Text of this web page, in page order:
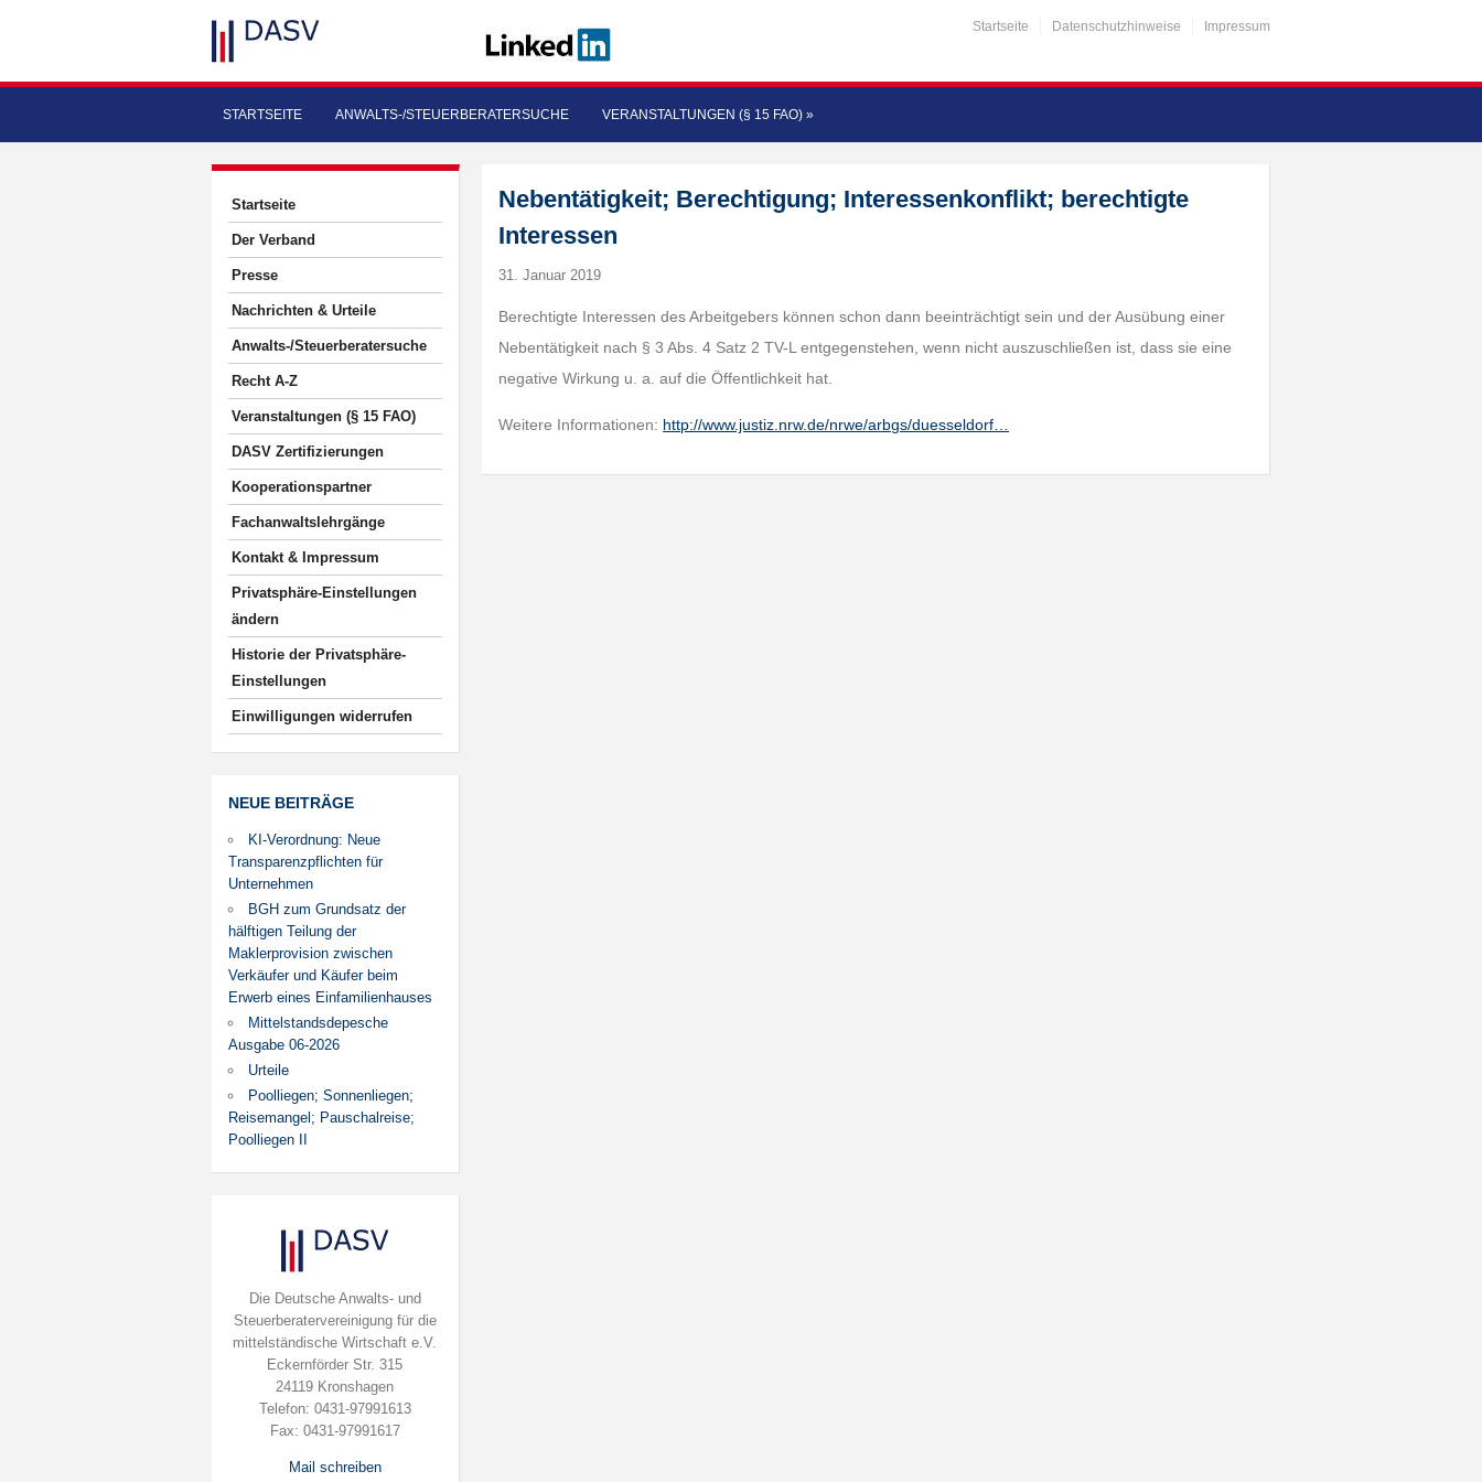
Startseite Datenschutzhinweise Impressum
STARTSEITE ANWALTS-/STEUERBERATERSUCHE VERANSTALTUNGEN (§ 15 FAO) »
Startseite
Der Verband
Presse
Nachrichten & Urteile
Anwalts-/Steuerberatersuche
Recht A-Z
Veranstaltungen (§ 15 FAO)
DASV Zertifizierungen
Kooperationspartner
Fachanwaltslehrgänge
Kontakt & Impressum
Privatsphäre-Einstellungen
ändern
Historie der Privatsphäre-
Einstellungen
Einwilligungen widerrufen
NEUE BEITRÄGE
KI-Verordnung: Neue
Transparenzpflichten für
Unternehmen
BGH zum Grundsatz der
hälftigen Teilung der
Maklerprovision zwischen
Verkäufer und Käufer beim
Erwerb eines Einfamilienhauses
Mittelstandsdepesche
Ausgabe 06-2026
Urteile
Poolliegen; Sonnenliegen;
Reisemangel; Pauschalreise;
Poolliegen II
Die Deutsche Anwalts- und
Steuerberatervereinigung für die
mittelständische Wirtschaft e.V.
Eckernförder Str. 315
24119 Kronshagen
Telefon: 0431-97991613
Fax: 0431-97991617
Mail schreiben
Nebentätigkeit; Berechtigung; Interessenkonflikt; berechtigte
Interessen
31. Januar 2019
Berechtigte Interessen des Arbeitgebers können schon dann beeinträchtigt sein und der Ausübung einer
Nebentätigkeit nach § 3 Abs. 4 Satz 2 TV-L entgegenstehen, wenn nicht auszuschließen ist, dass sie eine
negative Wirkung u. a. auf die Öffentlichkeit hat.
Weitere Informationen: http://www.justiz.nrw.de/nrwe/arbgs/duesseldorf…